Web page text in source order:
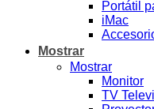
Portátil
iMac
Mostrar
Mostrar
Monitor
TV